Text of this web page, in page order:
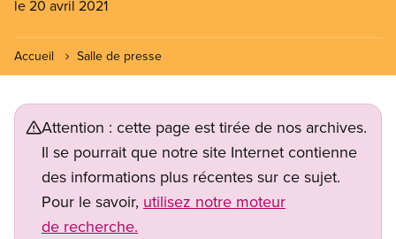
le 20 avril 2021
Accueil Salle de presse
Attention : cette page est tirée de nos archives.
Il se pourrait que notre site Internet contienne
des informations plus récentes sur ce sujet.
Pour le savoir, utilisez notre moteur
de recherche.